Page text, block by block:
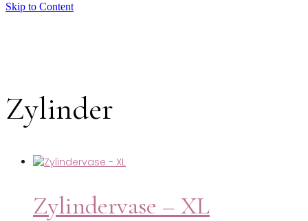
Skip to Content
Zylinder
Zylindervase – XL